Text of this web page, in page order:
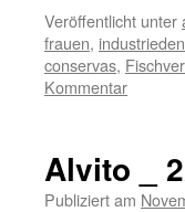
Veröffentlicht unter
frauen,
conservas,
Kommentar
Alvito _
Publiziert am